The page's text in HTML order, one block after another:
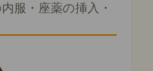
服・座薬の挿入・